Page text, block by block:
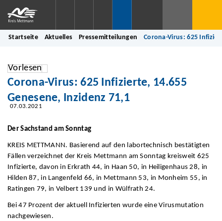
Startseite Aktuelles Pressemitteilungen Corona-Virus: 625
Vorlesen
Corona-Virus: 625 Infizierte, 14.655
Genesene, Inzidenz 71,1
07.03.2021
Der Sachstand am Sonntag
KREIS METTMANN. Basierend auf den labortechnisch bestätigten
Fällen verzeichnet der Kreis Mettmann am Sonntag kreisweit 625
Infizierte, davon in Erkrath 44, in Haan 50, in Heiligenhaus 28, in
Hilden 87, in Langenfeld 66, in Mettmann 53, in Monheim 55, in
Ratingen 79, in Velbert 139 und in Wülfrath 24.
Bei 47 Prozent der aktuell Infizierten wurde eine Virusmutation
nachgewiesen.